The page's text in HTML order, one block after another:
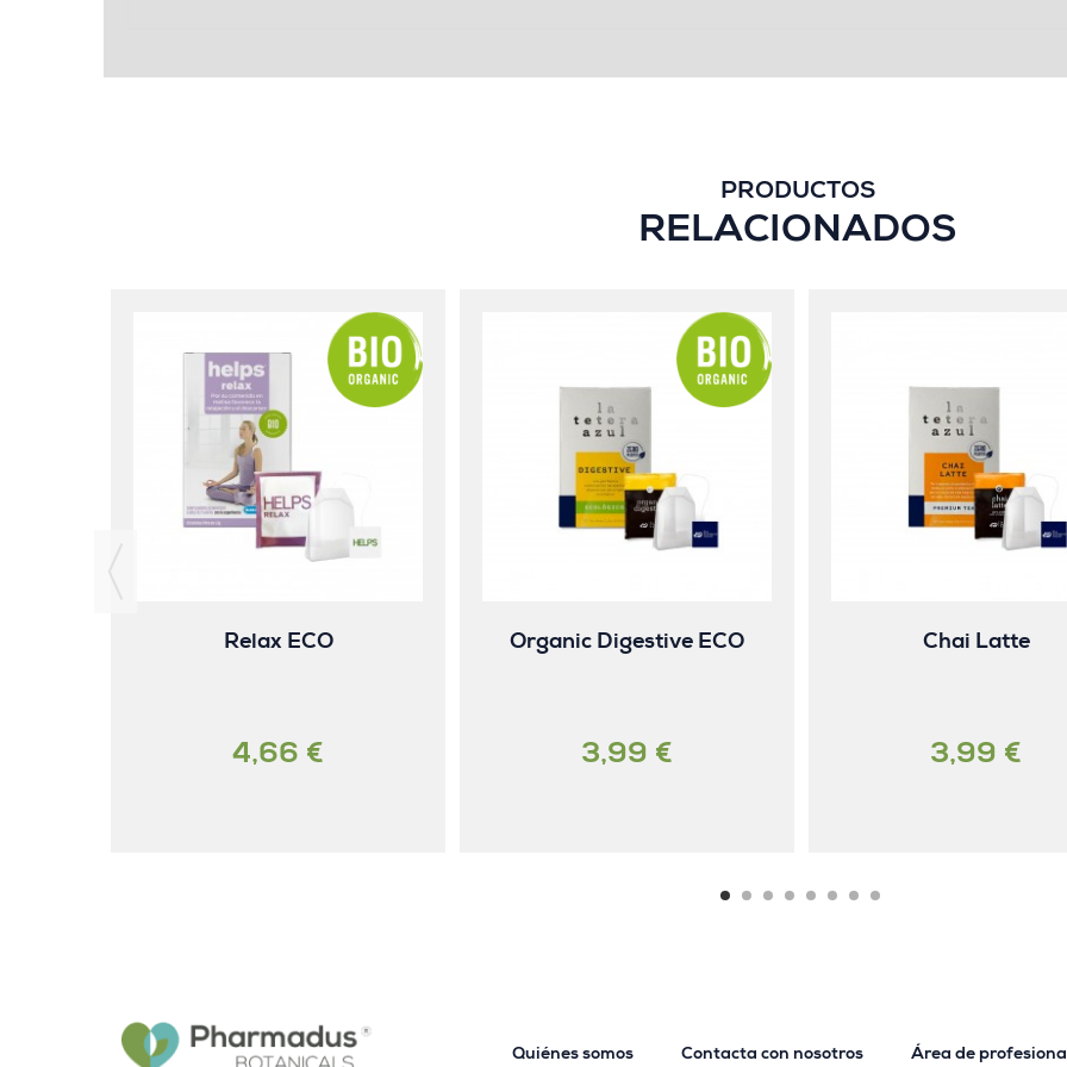
PRODUCTOS
RELACIONADOS
Relax ECO
4,66 €
Organic Digestive ECO
3,99 €
Chai Latte
3,99 €
Quiénes somos Contacta con nosotros Área de